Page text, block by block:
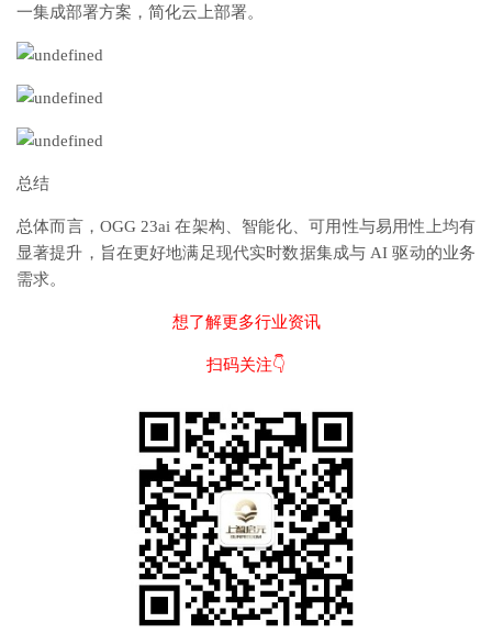
一集成部署方案，简化云上部署。
总结
总体而言，OGG 23ai 在架构、智能化、可用性与易用性上均有
显著提升，旨在更好地满足现代实时数据集成与 AI 驱动的业务
需求。
想了解更多行业资讯
扫码关注👇